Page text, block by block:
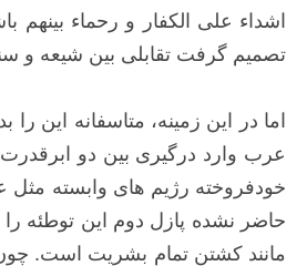
اشداء علی الکفار و رحماء
تصمیم گرفت تقابلی بین شیعه و
اما در این زمینه، متاسفانه این
عرب وارد درگیری بین دو
خودفروخته رژیم های وابسته
حاضر نشده پازل دوم این توطئه
مانند کشتن تمام بشریت است.